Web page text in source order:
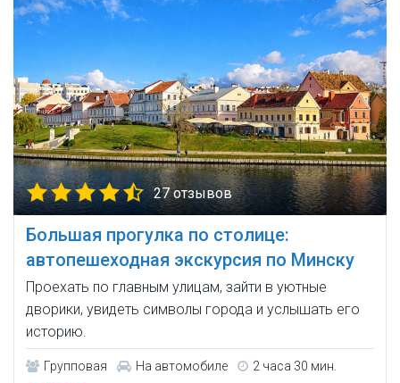
27 отзывов
Большая прогулка по столице:
автопешеходная экскурсия по Минску
Проехать по главным улицам, зайти в уютные
дворики, увидеть символы города и услышать его
историю.
Групповая На автомобиле 2 часа 30 мин.